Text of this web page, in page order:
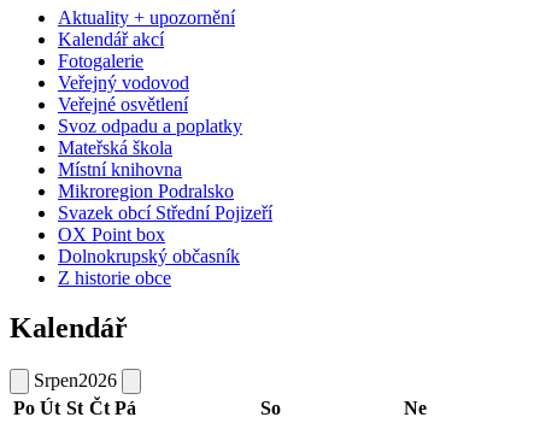
Aktuality + upozornění
Kalendář akcí
Fotogalerie
Veřejný vodovod
Veřejné osvětlení
Svoz odpadu a poplatky
Mateřská škola
Místní knihovna
Mikroregion Podralsko
Svazek obcí Střední Pojizeří
OX Point box
Dolnokrupský občasník
Z historie obce
Kalendář
Srpen2026
Po Út St Čt Pá So
Ne